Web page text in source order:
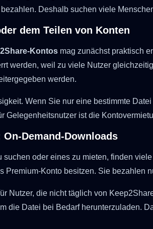
Deshalb suchen viele
dem Teilen von Konten
Kontos mag zunächst praktisch
werden, weil zu viele Nutzer
werden.
Wenn Sie nur eine bestimmte
Gelegenheitsnutzer ist die
Demand-Downloads
suchen oder eines zu mieten, finden
Premium-Konto besitzen. Sie bezahlen
Nutzer, die nicht täglich von
die Datei bei Bedarf herunterzuladen.